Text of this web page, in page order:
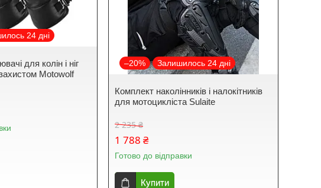
24 дні
для колін і ніг
Motowolf
–20% Залишилось 24 дні
Комплект наколінників і налокітників
для мотоцикліста Sulaite
2 235 ₴
1 788 ₴
Готово до відправки
Купити